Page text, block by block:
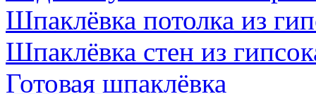
Шпаклёвка потолка из
Шпаклёвка стен из
Готовая шпаклёвка